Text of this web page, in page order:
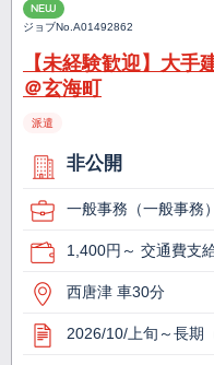
NEW
ジョブNo.A01492862
【未経験歓迎】大手
＠玄海町
派遣
非公開
一般事務（一般事務）
1,400円～ 交通費支
西唐津 車30分
2026/10/上旬～長期